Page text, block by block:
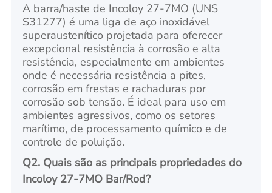
A barra/haste de Incoloy 27-7MO (UNS
S31277) é uma liga de aço inoxidável
superaustenítico projetada para oferecer
excepcional resistência à corrosão e alta
resistência, especialmente em ambientes
onde é necessária resistência a pites,
corrosão em frestas e rachaduras por
corrosão sob tensão. É ideal para uso em
ambientes agressivos, como os setores
marítimo, de processamento químico e de
controle de poluição.
Q2. Quais são as principais propriedades do
Incoloy 27-7MO Bar/Rod?